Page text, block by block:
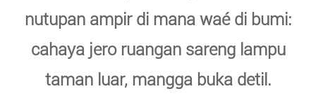
nutupan ampir di mana waé di bumi:
cahaya jero ruangan sareng lampu
taman luar, mangga buka detil.